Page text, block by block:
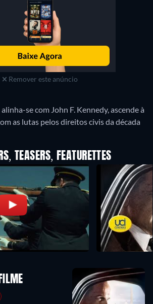
Remover este anúncio
se com John F. Kennedy, ascende à
as lutas pelos direitos civis da década
TEASERS, FEATURETTES